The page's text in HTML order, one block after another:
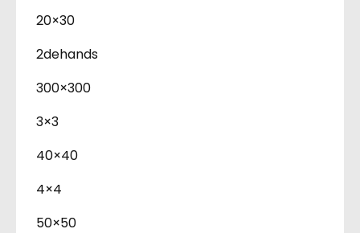
20×30
2dehands
300×300
3×3
40×40
4×4
50×50